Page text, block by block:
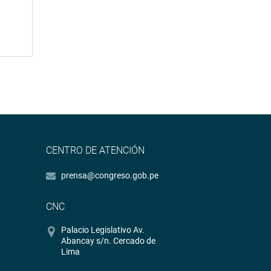
CENTRO DE ATENCIÓN
prensa@congreso.gob.pe
CNC
Palacio Legislativo Av.
Abancay s/n. Cercado de
Lima